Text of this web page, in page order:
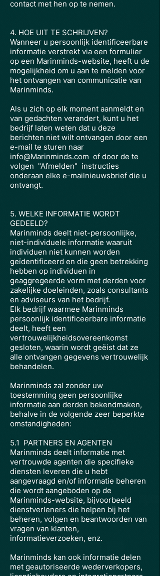
contact met hen op te nemen.
4. HOE UIT TE SCHRIJVEN?
Wanneer u persoonlijk identificeerbare
informatie verstrekt via een formulier
op een Marinminds-website, heeft u de
mogelijkheid om u aan te melden voor
het ontvangen van communicatie van
Marinminds.
Als u zich op elk moment aanmeldt en
van gedachten verandert, kunt u het
bedrijf laten weten dat u deze
berichten niet wilt ontvangen door een
e-mail te sturen naar
info@Marinminds.com of door de te
volgen "Afmelden" instructies
onderaan elke e-mailnieuwsbrief die u
ontvangt.
5. WELKE INFORMATIE WORDT
GEDEELD?
Marinminds deelt niet-persoonlijke,
niet-individuele informatie waaruit
individuen niet kunnen worden
geïdentificeerd en die geen betrekking
hebben op individuen in
geaggregeerde vorm met derden voor
zakelijke doeleinden, zoals consultants
en adviseurs van het bedrijf.
Elk bedrijf waarmee Marinminds
persoonlijk identificeerbare informatie
deelt, heeft een
vertrouwelijkheidsovereenkomst
gesloten, waarin wordt geëist dat ze
alle ontvangen gegevens vertrouwelijk
behandelen.
Marinminds zal zonder uw
toestemming geen persoonlijke
informatie aan derden bekendmaken,
behalve in de volgende zeer beperkte
omstandigheden:
5.1 PARTNERS EN AGENTEN
Marinminds deelt informatie met
vertrouwde agenten die specifieke
diensten leveren die u hebt
aangevraagd en/of informatie beheren
die wordt aangeboden op de
Marinminds-website, bijvoorbeeld
dienstverleners die helpen bij het
beheren, volgen en beantwoorden van
vragen van klanten,
informatieverzoeken, enz.
Marinminds kan ook informatie delen
met geautoriseerde wederverkopers,